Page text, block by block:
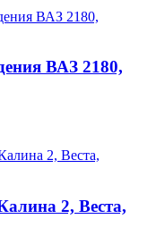
ВАЗ 2180,
2, Веста,